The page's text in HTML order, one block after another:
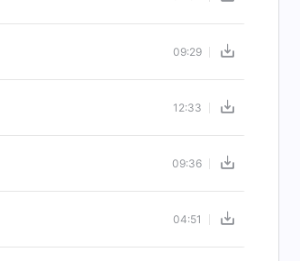
09:29
12:33
09:36
04:51